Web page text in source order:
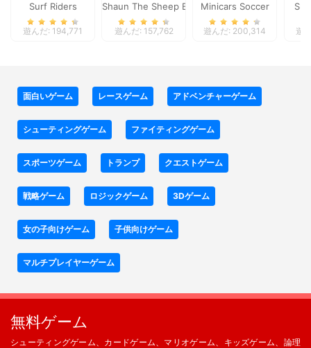
Surf Riders
遊んだ: 194,771
Shaun The Sheep Baahmy Golf
遊んだ: 157,762
Minicars Soccer
遊んだ: 200,314 遊
面白いゲーム レースゲーム アドベンチャーゲーム
シューティングゲーム ファイティングゲーム
スポーツゲーム トランプ クエストゲーム
戦略ゲーム ロジックゲーム 3Dゲーム
女の子向けゲーム 子供向けゲーム
マルチプレイヤーゲーム
無料ゲーム
シューティングゲーム、カードゲーム、マリオゲーム、キッズゲーム、論理